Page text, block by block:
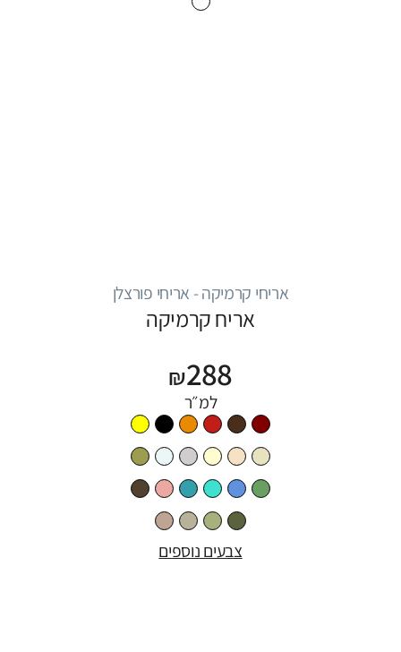
אריחי קרמיקה - אריחי פורצלן
אריח קרמיקה
₪288
למ״ר
צבעים נוספים